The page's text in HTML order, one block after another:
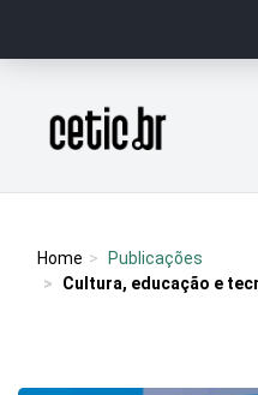
Página inicial
Home
Publicações
Cultura, educação e